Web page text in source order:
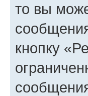
то вы
кнопку